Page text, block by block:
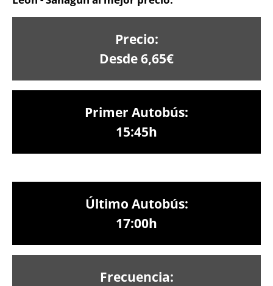
Precio:
Desde 6,65€
Primer Autobús:
15:45h
Último Autobús:
17:00h
Frecuencia: